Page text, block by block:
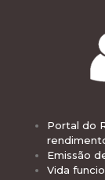
Portal do
Emissão
Vida